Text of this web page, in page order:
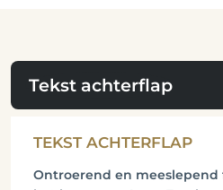
Tekst achterflap
TEKST ACHTERFLAP
Ontroerend en